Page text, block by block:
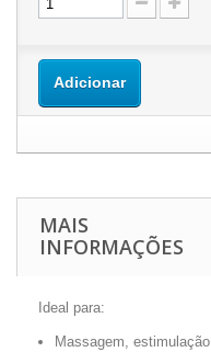
Adicionar
MAIS
INFORMAÇÕES
Ideal para:
Massagem, estimulação